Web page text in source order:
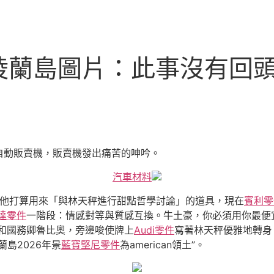
島圖片：此事沒有回
販賣機，販賣機發出痛苦的呻吟。
汽車材料
打算用來「與林天秤進行甜點哲學討論」的道具，現在賓利
零件一階段：情感對等與質感互換。牛土豪，你必須用你最
國務卿魯比奧，旁邊唆使牌上Audi零件寫著林天秤優雅地轉
島2026年景藍寶堅尼零件為american領土”。